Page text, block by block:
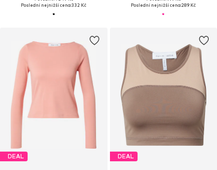
Poslední nejnižší cena:332 Kč
Poslední nejnižší cena:289 Kč
DEAL DEAL